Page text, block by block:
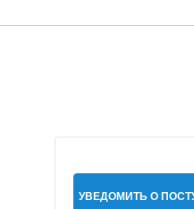
УВЕДОМИТЬ О